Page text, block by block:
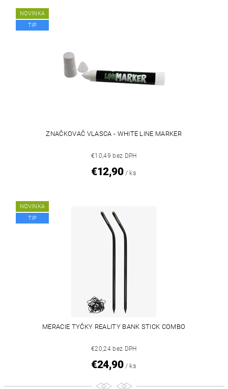
NOVINKA
TIP
ZNAČKOVAČ VLASCA - WHITE LINE MARKER
€10,49 bez DPH
€12,90 / ks
NOVINKA
TIP
MERACIE TYČKY REALITY BANK STICK COMBO
€20,24 bez DPH
€24,90 / ks